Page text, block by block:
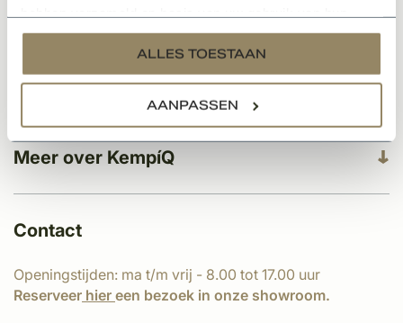
services.
ALLES TOESTAAN
AANPASSEN
Meer over KempíQ
Klantenservice
Categorieën
Contact
Openingstijden: ma t/m vrij - 8.00 tot 17.00 uur
Reserveer hier een bezoek in onze showroom.